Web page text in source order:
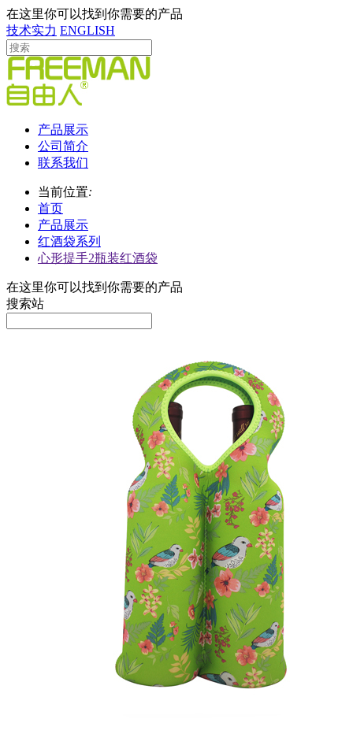
在这里你可以找到你需要的产品
技术实力 ENGLISH
产品展示
公司简介
联系我们
当前位置:
首页
产品展示
红酒袋系列
心形提手2瓶装红酒袋
在这里你可以找到你需要的产品
搜索站